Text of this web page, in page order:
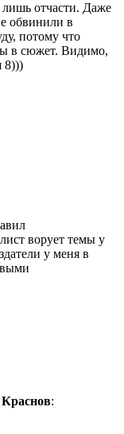
отчасти. Даже
обвинили в
потому что
в сюжет. Видимо,
8)))
ворует темы у
у меня в
: